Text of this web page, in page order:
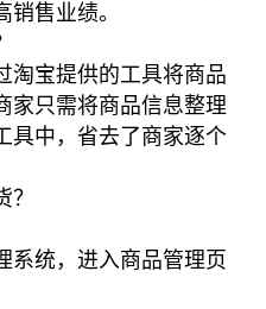
售业绩。
淘宝提供的工具将商品
家只需将商品信息整理
具中，省去了商家逐个
系统，进入商品管理页